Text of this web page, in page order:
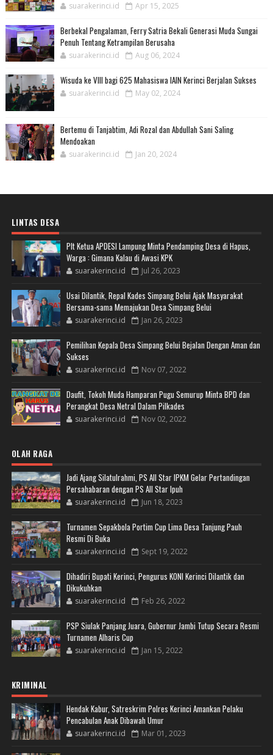
suarakerinci.id Apr 15, 2025
Berbekal Pengalaman, Ferry Satria Bekali Generasi Muda Sungai
Penuh Tentang Ketrampilan Berusaha
suarakerinci.id Aug 06, 2024
Wisuda ke VIII bagi 625 Mahasiswa IAIN Kerinci Berjalan Sukses
suarakerinci.id May 02, 2024
Bertemu di Tanjabtim, Adi Rozal dan Abdullah Sani Saling
Mendoakan
suarakerinci.id Jan 20, 2024
LINTAS DESA
Plt Ketua APDESI Lampung Minta Pendamping Desa di Hapus,
Warga : Gimana Kalau di Awasi KPK
suarakerinci.id Jul 26, 2023
Usai Dilantik, Repal Kades Simpang Belui Ajak Masyarakat
Bersama-sama Memajukan Desa Simpang Belui
suarakerinci.id Jan 26, 2023
Pemilihan Kepala Desa Simpang Belui Bejalan Dengan Aman dan
Sukses
suarakerinci.id Nov 07, 2022
Daufit, Tokoh Muda Hamparan Pugu Semurup Minta BPD dan
Perangkat Desa Netral Dalam Pilkades
suarakerinci.id Nov 02, 2022
OLAH RAGA
Jadi Ajang Silatulrahmi, PS All Star IPKM Gelar Pertandingan
Persahabaran dengan PS All Star Ipuh
suarakerinci.id Jun 18, 2023
Turnamen Sepakbola Portim Cup Lima Desa Tanjung Pauh
Resmi Di Buka
suarakerinci.id Sept 19, 2022
Dihadiri Bupati Kerinci, Pengurus KONI Kerinci Dilantik dan
Dikukuhkan
suarakerinci.id Feb 26, 2022
PSP Siulak Panjang Juara, Gubernur Jambi Tutup Secara Resmi
Turnamen Alharis Cup
suarakerinci.id Jan 15, 2022
KRIMINAL
Hendak Kabur, Satreskrim Polres Kerinci Amankan Pelaku
Pencabulan Anak Dibawah Umur
suarakerinci.id Mar 01, 2023